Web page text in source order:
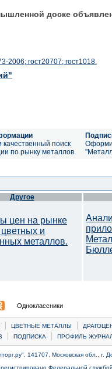
доске
гост20707; гост1018.
качественный поиск
по рынку металлов
Другое
цен на рынке
и
металлов.
Одноклассники
| ЦВЕТНЫЕ МЕТАЛЛЫ |
| ПОДПИСКА | ПРОФИЛЬ
141707, Московская обл., г.
Федеральной